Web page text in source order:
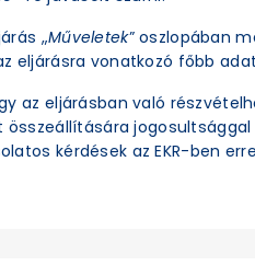
„Műveletek” oszlopában
eljárásra vonatkozó főbb
az eljárásban való
összeállítására jogosultsággal
kérdések az EKR-ben